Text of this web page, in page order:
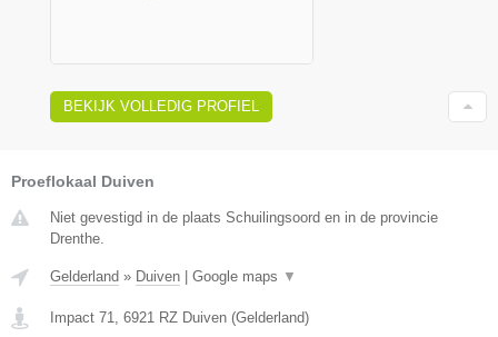
BEKIJK VOLLEDIG PROFIEL
Proeflokaal Duiven
Niet gevestigd in de plaats Schuilingsoord en in de provincie
Drenthe.
Gelderland » Duiven Google maps ▼
Impact 71 6921 RZ Duiven (Gelderland)